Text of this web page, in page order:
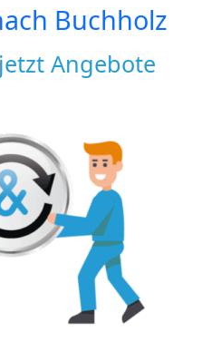
Buchholz
Angebote